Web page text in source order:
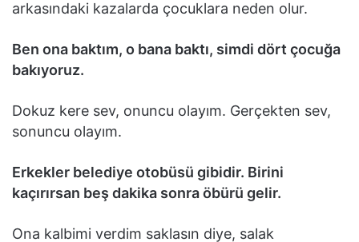
arkasındaki kazalarda çocuklara neden olur.
Ben ona baktım, o bana baktı, simdi dört çocuğa
bakıyoruz.
Dokuz kere sev, onuncu olayım. Gerçekten sev,
sonuncu olayım.
Erkekler belediye otobüsü gibidir. Birini
kaçırırsan beş dakika sonra öbürü gelir.
Ona kalbimi verdim saklasın diye, salak